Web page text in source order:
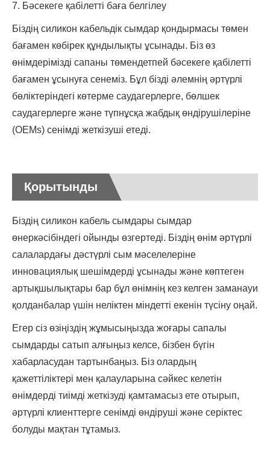
7. Бәсекеге қабілетті баға белгілеу
Біздің силикон кабельдік сымдар қондырмасы төмен
бағамен көбірек құндылықты ұсынады. Біз өз
өнімдерімізді сапаны төмендетпей бәсекеге қабілетті
бағамен ұсынуға сенеміз. Бұл бізді әлемнің әртүрлі
бөліктеріндегі көтерме саудагерлерге, бөлшек
саудагерлерге және түпнұсқа жабдық өндірушілеріне
(OEMs) сенімді жеткізуші етеді.
Қорытынды
Біздің силикон кабель сымдары сымдар
өнеркәсібіндегі ойынды өзгертеді. Біздің өнім әртүрлі
салалардағы дәстүрлі сым мәселелеріне
инновациялық шешімдерді ұсынады және көптеген
артықшылықтары бар бұл өнімнің кез келген заманауи
қолданбалар үшін неліктен міндетті екенін түсіну оңай.
Егер сіз өзіңіздің жұмысыңызда жоғары сапалы
сымдарды сатып алғыңыз келсе, бізбен бүгін
хабарласудан тартынбаңыз. Біз олардың
қажеттіліктері мен қалауларына сәйкес келетін
өнімдерді тиімді жеткізуді қамтамасыз ете отырып,
әртүрлі клиенттерге сенімді өндіруші және серіктес
болуды мақтан тұтамыз.